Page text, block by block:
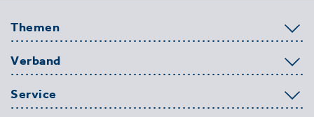
Themen
Verband
Service